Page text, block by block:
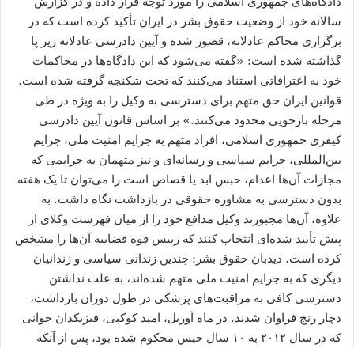
سالانه خود از وضعیت حقوق بشر در ایران تأکید کرده است که در
برگزاری محاکم عادلانه، قصور شده و آیین دادرسی عادلانه زیر پا
گذاشته شده است: «گفته می‏‌شود که این دادگاه‏‏‌ها در محاکمات
خود به اعترافاتی استناد می‏‌کنند که تحت شکنجه گرفته شده است.
قوانین ایران حق متهم برای دسترسی به وکیل را به ویژه در طی
مرحله بازجویی محدود می‌کنند.» بر اساس قانون آیین دادرسی
کیفری جمهوری اسلامی، افراد متهم به جرایم امنیت ملی، جرایم
بین‌المللی، جرایم سیاسی و رسانه‏‌ای و نیز متهمان به جرایمی که
مجازات آن‌ها اعدام، حبس ابد یا قصاص است را می‏‌توان تا یک هفته
بدون دسترسی به مشاوره حقوقی در بازداشت نگاه داشت. به
علاوه، آن‌ها مجبورند وکیل مدافع خود را از میان فهرست وکلای از
پیش تأیید شده‏‌ای انتخاب کنند که رییس قوه قضاییه آن‌ها را مشخص
کرده است. دیدبان حقوق بشر: چندین زندانی سیاسی و زندانیان
دیگری که به جرایم امنیت ملی متهم شده‌اند، به علت نداشتن
دسترسی کافی به مراقبت‏‏‌های پزشکی در طول دوران بازداشت،
دچار رنج فراوان شدند. در ماه آوریل، امید کوکبی، فیزیکدان جوانی
که در سال ۲۰۱۲ به ۱۰ سال حبس محکوم شده بود، پس از آنکه